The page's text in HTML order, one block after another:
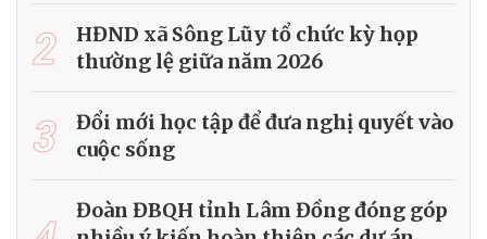
2
HĐND xã Sông Lũy tổ chức kỳ họp
thường lệ giữa năm 2026
3
Đổi mới học tập để đưa nghị quyết vào
cuộc sống
Đoàn ĐBQH tỉnh Lâm Đồng đóng góp